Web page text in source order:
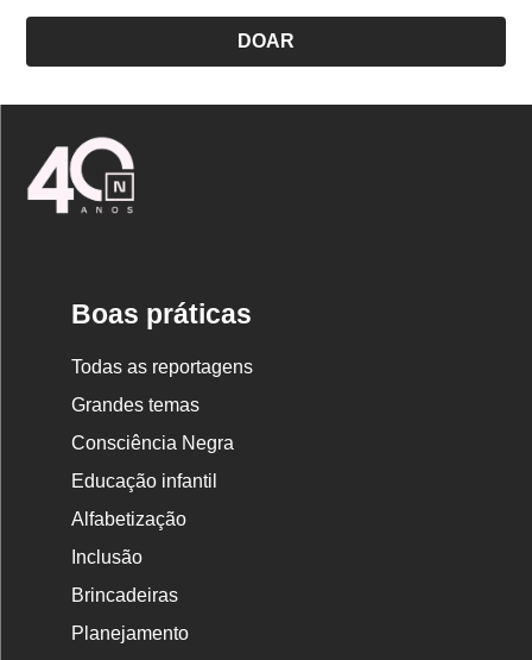
DOAR
Boas práticas
Todas as reportagens
Grandes temas
Consciência Negra
Educação infantil
Alfabetização
Inclusão
Brincadeiras
Planejamento